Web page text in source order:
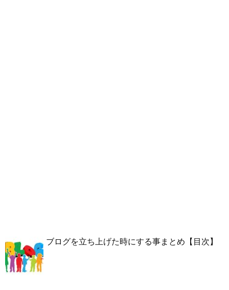
ブログを立ち上げた時にする事まとめ【目次】